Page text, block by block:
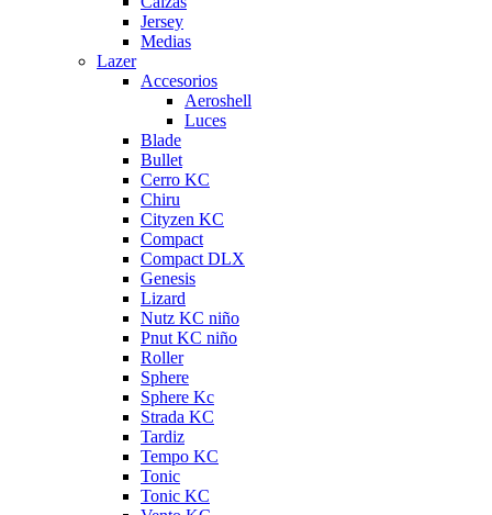
Jersey
Medias
Lazer
Accesorios
Aeroshell
Luces
Blade
Bullet
Cerro KC
Chiru
Cityzen KC
Compact
Compact DLX
Genesis
Lizard
Nutz KC niño
Pnut KC niño
Roller
Sphere
Sphere Kc
Strada KC
Tardiz
Tempo KC
Tonic
Tonic KC